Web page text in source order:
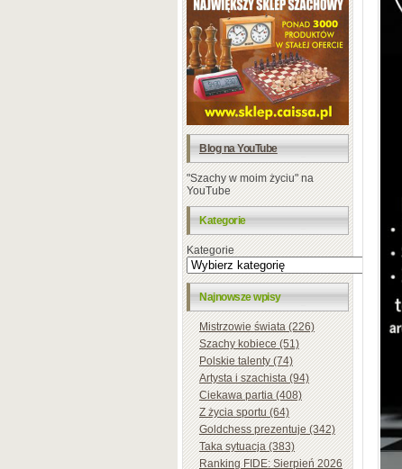
Blog na YouTube
"Szachy w moim życiu" na
YouTube
Kategorie
Kategorie
Najnowsze wpisy
Mistrzowie świata (226)
Szachy kobiece (51)
Polskie talenty (74)
Artysta i szachista (94)
Ciekawa partia (408)
Z życia sportu (64)
Goldchess prezentuje (342)
Taka sytuacja (383)
Ranking FIDE: Sierpień 2026